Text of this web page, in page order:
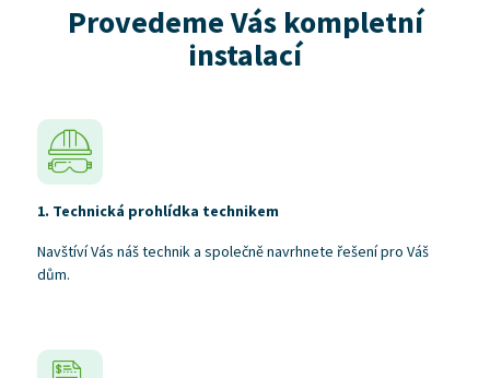
Provedeme Vás kompletní
instalací
1. Technická prohlídka technikem
Navštíví Vás náš technik a společně navrhnete řešení pro Váš
dům.